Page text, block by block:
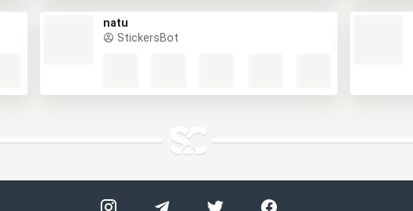
natu
StickersBot